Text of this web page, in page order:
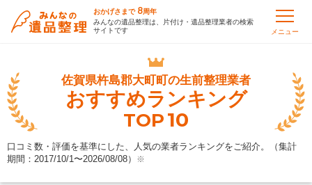
おかげさまで 8周年
みんなの遺品整理は、片付け・遺品整理業者の検索
サイトです
メニュー
佐賀県杵島郡大町町の生前整理業者
おすすめランキング
TOP10
口コミ数・評価を基準にした、人気の業者ランキングをご紹介。（集計
期間：2017/10/1〜2026/08/08） ※